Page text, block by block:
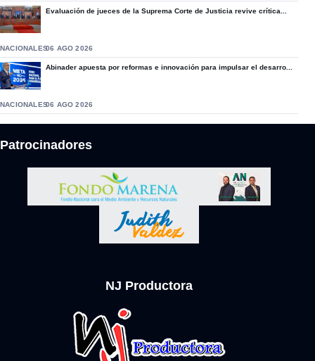
Evaluación de jueces de la Suprema Corte de Justicia revive crítica...
NACIONALES06 AGO 2026
Abinader apuesta por reformas e innovación para impulsar el desarro...
NACIONALES06 AGO 2026
Patrocinadores
NJ Productora